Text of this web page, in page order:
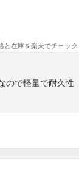
と在庫を楽天でチェック
ので軽量で耐久性